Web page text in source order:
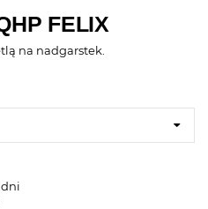
FELIX
na nadgarstek.
dni